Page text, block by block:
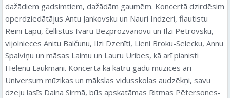
dažādiem gadsimtiem, dažādām gaumēm. Koncertā dzirdēsim
operdziedātājus Antu Jankovsku un Nauri Indzeri, flautistu
Reini Lapu, čellistus Ivaru Bezprozvanovu un Ilzi Petrovsku,
vijolnieces Anitu Balčunu, Ilzi Dzenīti, Lieni Broku-Selecku, Annu
Spalviņu un māsas Laimu un Lauru Uribes, kā arī pianisti
Helēnu Laukmani. Koncertā kā katru gadu muzicēs arī
Universum mūzikas un mākslas vidusskolas audzēkņi, savu
dzeju lasīs Daina Sirmā, būs apskatāmas Ritmas Pētersones-